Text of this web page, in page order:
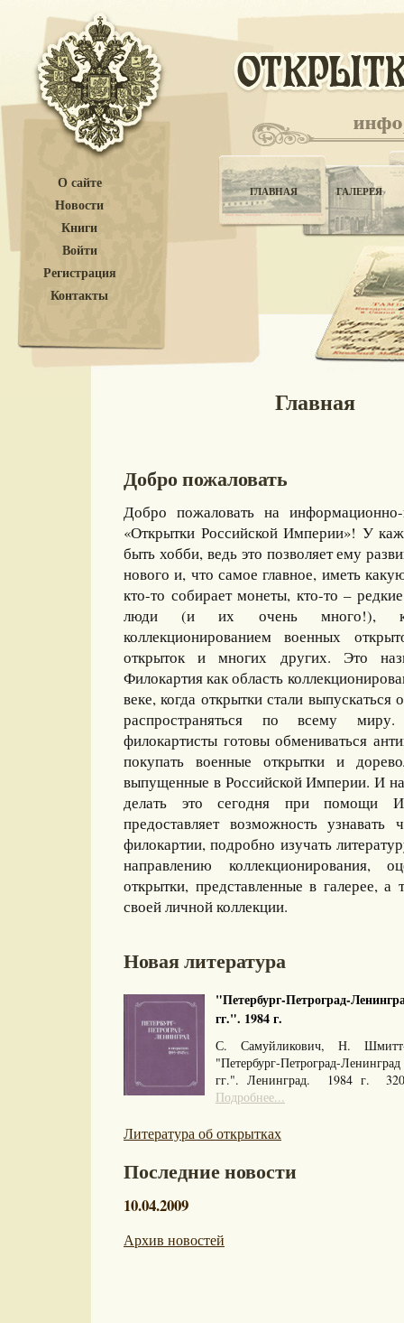
О сайте
Новости
Книги
Войти
Регистрация
Контакты
ГЛАВНАЯ ГАЛЕРЕЯ
Главная
Добро пожаловать
Добро пожаловать на информационно-
«Открытки Российской Империи»! У
быть хобби, ведь это позволяет ему
нового и, что самое главное, иметь
кто-то собирает монеты, кто-то –
люди (и их очень много!),
коллекционированием военных
открыток и многих других. Это
Филокартия как область
веке, когда открытки стали
распространяться по всему
филокартисты готовы обмениваться
покупать военные открытки и
выпущенные в Российской Империи. И
делать это сегодня при помощи
предоставляет возможность
филокартии, подробно изучать
направлению коллекционирования,
открытки, представленные в галерее, а
своей личной коллекции.
Новая литература
"Петербург-Петроград-
гг.". 1984 г.
С. Самуйликович, Н.
"Петербург-Петроград-
гг.". Ленинград. 1984 г.
Подробнее...
Литература об открытках
Последние новости
10.04.2009
Архив новостей